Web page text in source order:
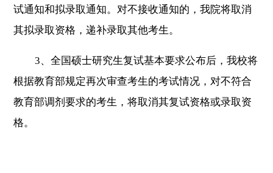
试通知和拟录取通知。对不接收通知的，我院将取消
其拟录取资格，递补录取其他考生。
3、全国硕士研究生复试基本要求公布后，我校将
根据教育部规定再次审查考生的考试情况，对不符合
教育部调剂要求的考生，将取消其复试资格或录取资
格。